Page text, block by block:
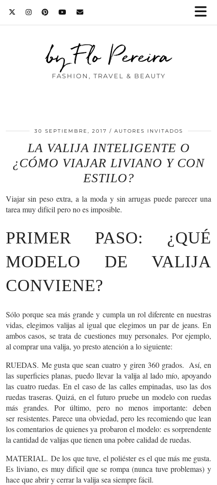
by Flo Pereira
FASHION, TRAVEL & BEAUTY
30 SEPTIEMBRE, 2017 AUTORES INVITADOS
LA VALIJA INTELIGENTE O
¿CÓMO VIAJAR LIVIANO Y CON
ESTILO?
Viajar sin peso extra, a la moda y sin arrugas puede parecer una
tarea muy difícil pero no es imposible.
PRIMER PASO: ¿QUÉ
MODELO DE VALIJA
CONVIENE?
Sólo porque sea más grande y cumpla un rol diferente en nuestras
vidas, elegimos valijas al igual que elegimos un par de jeans. En
ambos casos, se trata decuestiones muy personales. Por ejemplo,
al comprar una valija, yo presto atención a lo siguiente:
RUEDAS. Me gusta que seancuatro y giren 360 grados. Así, en
las superficies planas, puedo llevar la valija al lado mío, apoyando
las cuatro ruedas. En el caso de las calles empinadas, uso las dos
ruedas traseras. Quizá, en el futuro pruebe un modelo con ruedas
más grandes. Por último, pero no menos importante: deben
ser resistentes. Parece una obviedad, pero les recomiendo que lean
los comentarios de quienes ya probaron el modelo: es sorprendente
la cantidad de valijas que tienen una pobre calidad de ruedas.
MATERIAL. De los que tuve, el poliéster es el que más me gusta.
Es liviano, es muy difícil que se rompa (nunca tuve problemas) y
hace que abrir y cerrar la valija sea siempre fácil.